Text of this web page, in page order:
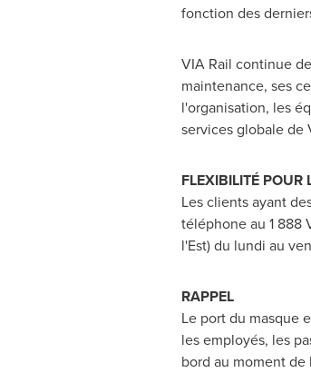
fonction des
VIA Rail continue
maintenance, ses
l'organisation, les
services globale de
FLEXIBILITÉ POUR
Les clients ayant
téléphone au 1 888
l'Est) du lundi au
RAPPEL
Le port du masque
les employés, les
bord au moment